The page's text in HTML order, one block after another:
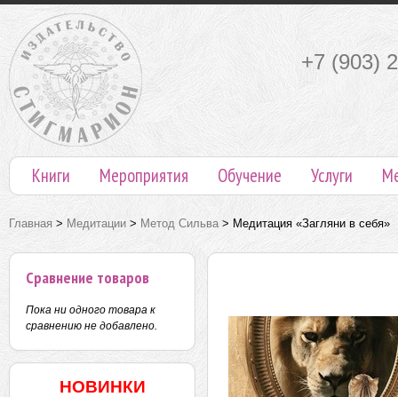
+7 (903)
Книги Мероприятия Обучение Услуги
Главная > Медитации > Метод Сильва> Медитация «Загляни в себя»
Сравнение товаров
Пока ни одного товара к
сравнению не добавлено.
НОВИНКИ